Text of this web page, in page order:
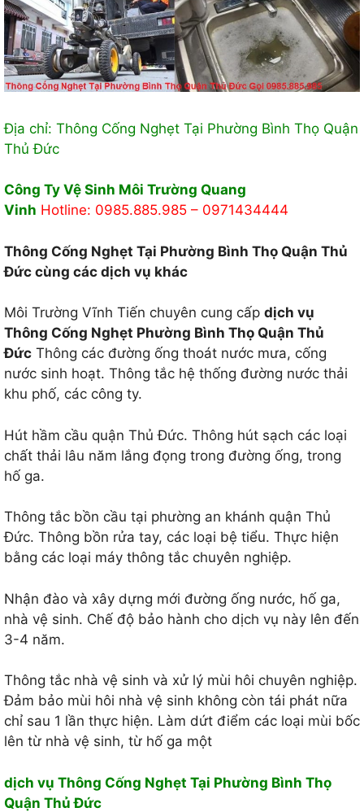
Địa chỉ: Thông Cống Nghẹt Tại Phường Bình Thọ Quận
Thủ Đức
Công Ty Vệ Sinh Môi Trường Quang
Vinh Hotline: 0985.885.985 – 0971434444
Thông Cống Nghẹt Tại Phường Bình Thọ Quận Thủ
Đức cùng các dịch vụ khác
Môi Trường Vĩnh Tiến chuyên cung cấp dịch vụ
Thông Cống Nghẹt Phường Bình Thọ Quận Thủ
Đức Thông các đường ống thoát nước mưa, cống
nước sinh hoạt. Thông tắc hệ thống đường nước thải
khu phố, các công ty.
Hút hầm cầu quận Thủ Đức. Thông hút sạch các loại
chất thải lâu năm lắng đọng trong đường ống, trong
hố ga.
Thông tắc bồn cầu tại phường an khánh quận Thủ
Đức. Thông bồn rửa tay, các loại bệ tiểu. Thực hiện
bằng các loại máy thông tắc chuyên nghiệp.
Nhận đào và xây dựng mới đường ống nước, hố ga,
nhà vệ sinh. Chế độ bảo hành cho dịch vụ này lên đến
3-4 năm.
Thông tắc nhà vệ sinh và xử lý mùi hôi chuyên nghiệp.
Đảm bảo mùi hôi nhà vệ sinh không còn tái phát nữa
chỉ sau 1 lần thực hiện. Làm dứt điểm các loại mùi bốc
lên từ nhà vệ sinh, từ hố ga một
dịch vụ Thông Cống Nghẹt Tại Phường Bình Thọ
Quận Thủ Đức